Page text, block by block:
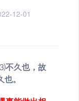
12-01
不久也，故
也。